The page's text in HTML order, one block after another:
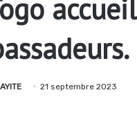
21 septembre 2023